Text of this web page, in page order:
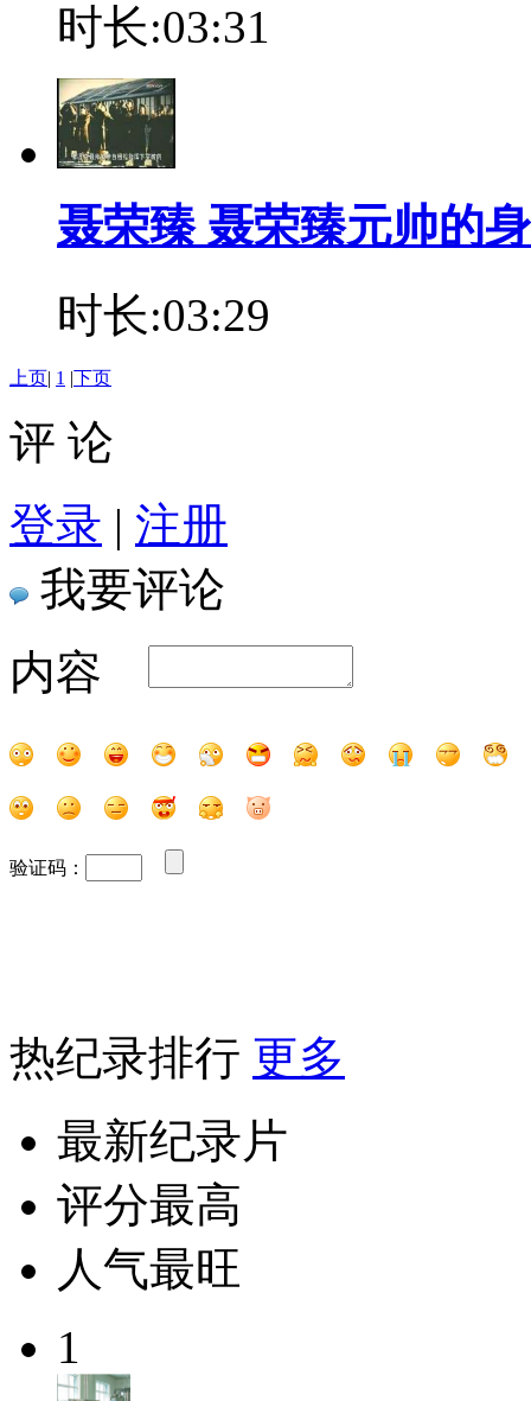
时长:03:31
聂荣臻 聂荣臻元帅的
时长:03:29
上页| 1 |下页
评 论
登录 | 注册
我要评论
内容
验证码：
热纪录排行 更多
最新纪录片
评分最高
人气最旺
1